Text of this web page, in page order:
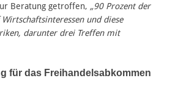
Beratung getroffen, „90 Prozent der
und diese
darunter drei Treffen mit
für das Freihandelsabkommen